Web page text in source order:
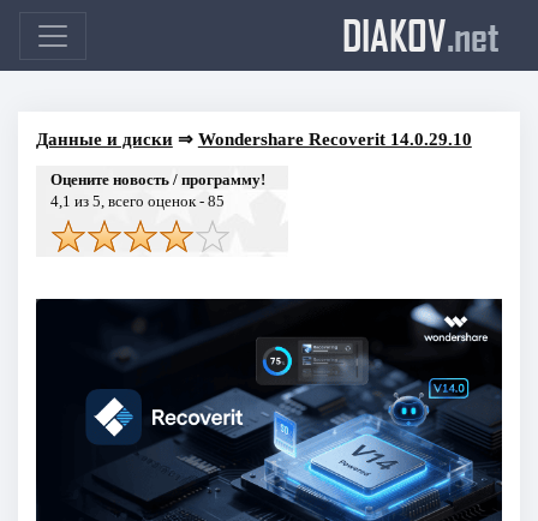
DIAKOV.net
Данные и диски⇒ Wondershare Recoverit 14.0.29.10
Оцените новость / программу!
4,1 из 5, всего оценок - 85